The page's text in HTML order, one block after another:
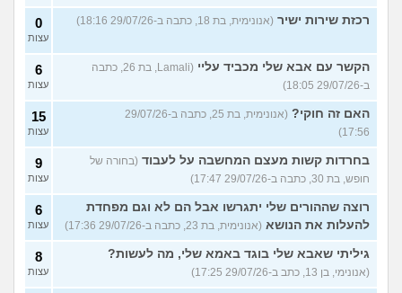
רכזת שירות ישיר (אנונימית, בת 18, כתבה ב-29/07/26 18:16) 0
עצות
הקשר עם אבא שלי מכביד עליי
(Lamali, בת 26, כתבה
ב-29/07/26 18:05)
6
עצות
האם זה חוקי?
(אנונימית, בת 25, כתבה ב-29/07/26
17:56)
15
עצות
בחרדות קשות מעצם המחשבה על לעבוד (בחורה של
חופש, בת 30, כתבה ב-29/07/26 17:47)
9
עצות
רוצה שההורים שלי יתגרשו אבל הם לא וגם מפחדת
להעלות את הנושא (אנונימית, בת 23, כתבה ב-29/07/26 17:36)
6
עצות
גיליתי שאבא שלי בוגד באמא שלי, מה לעשות?
(אנונימי, בן 13, כתב ב-29/07/26 17:25)
8
עצות